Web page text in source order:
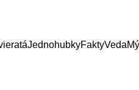
JednohubkyFaktyVeda